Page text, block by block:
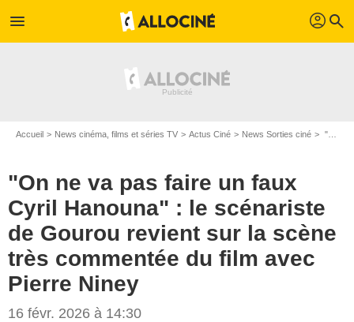
menu profil search
Accueil News cinéma, films et séries TV Actus Ciné News Sorties ciné "On ne va pas faire un faux Cyril Hanouna" : le scénariste de Gourou revient sur la scène très commentée du film avec Pierre Niney
"On ne va pas faire un faux
Cyril Hanouna" : le scénariste
de Gourou revient sur la scène
très commentée du film avec
Pierre Niney
16 févr. 2026 à 14:30